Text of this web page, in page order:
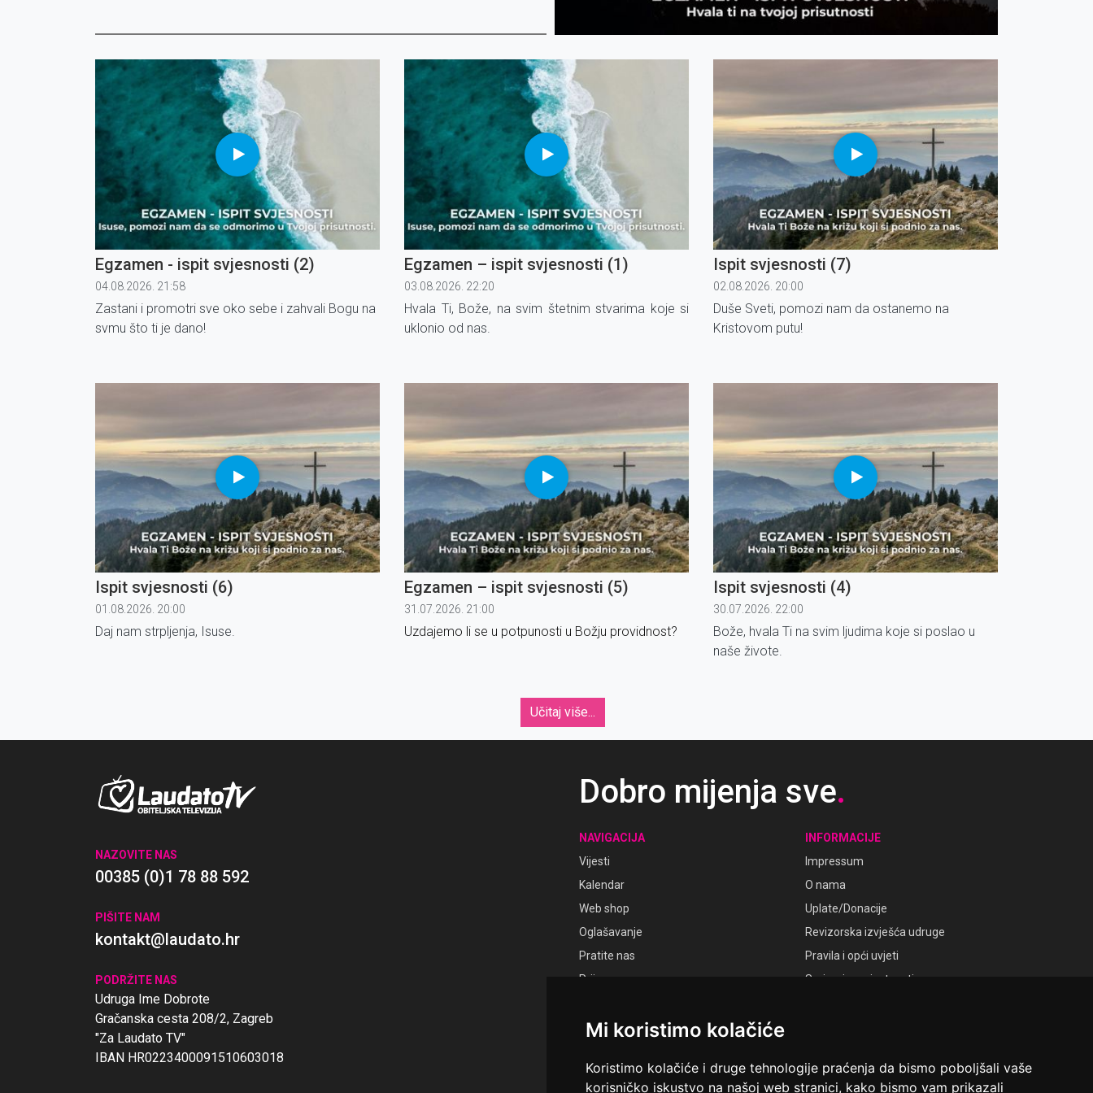
Mi koristimo kolačiće
Koristimo kolačiće i druge tehnologije praćenja da bismo poboljšali vaše
korisničko iskustvo na našoj web stranici, kako bismo vam prikazali
Egzamen - ispit svjesnosti (2)
04.08.2026. 21:58
Zastani i promotri sve oko sebe i zahvali Bogu na
svmu što ti je dano!
Egzamen – ispit svjesnosti (1)
03.08.2026. 22:20
Hvala Ti, Bože, na svim štetnim stvarima koje si
uklonio od nas.
Ispit svjesnosti (7)
02.08.2026. 20:00
Duše Sveti, pomozi nam da ostanemo na
Kristovom putu!
Ispit svjesnosti (6)
01.08.2026. 20:00
Daj nam strpljenja, Isuse.
Egzamen – ispit svjesnosti (5)
31.07.2026. 21:00
Uzdajemo li se u potpunosti u Božju providnost?
Ispit svjesnosti (4)
30.07.2026. 22:00
Bože, hvala Ti na svim ljudima koje si poslao u
naše živote.
Učitaj više...
NAZOVITE NAS
00385 (0)1 78 88 592
PIŠITE NAM
kontakt@laudato.hr
PODRŽITE NAS
Udruga Ime Dobrote
Gračanska cesta 208/2, Zagreb
"Za Laudato TV"
IBAN HR0223400091510603018
Dobro mijenja sve.
NAVIGACIJA
Vijesti
Kalendar
Web shop
Oglašavanje
Pratite nas
Prijava
INFORMACIJE
Impressum
O nama
Uplate/Donacije
Revizorska izvješća udruge
Pravila i opći uvjeti
Smjernice privatnosti